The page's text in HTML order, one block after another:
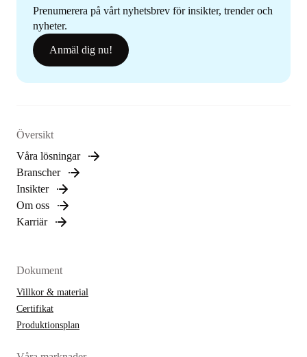
Prenumerera på vårt nyhetsbrev för insikter, trender och
nyheter.
Anmäl dig nu!
Översikt
Våra lösningar
Branscher
Insikter
Om oss
Karriär
Dokument
Villkor & material
Certifikat
Produktionsplan